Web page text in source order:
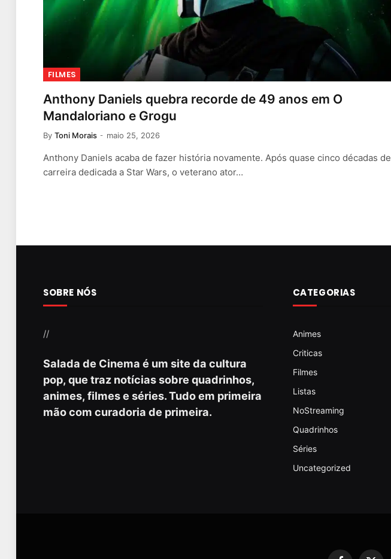
FILMES
Anthony Daniels quebra recorde de 49 anos em O
Mandaloriano e Grogu
By Toni Morais maio 25, 2026
Anthony Daniels acaba de fazer história novamente. Após quase cinco décadas de
carreira dedicada a Star Wars, o veterano ator…
SOBRE NÓS
//
Salada de Cinema é um site da cultura
pop, que traz notícias sobre quadrinhos,
animes, filmes e séries. Tudo em primeira
mão com curadoria de primeira.
CATEGORIAS
Animes
Criticas
Filmes
Listas
NoStreaming
Quadrinhos
Séries
Uncategorized